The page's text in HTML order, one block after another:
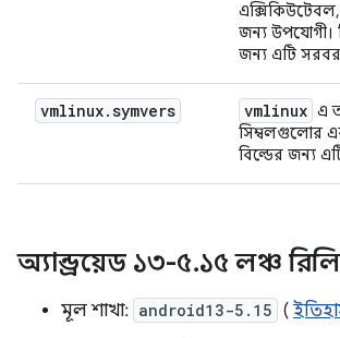
এক্সিকিউটেবল,
জন্য উপযোগী।
জন্য এটি
vmlinux.symvers vmlinux এ
সিম্বলগুলোর
বিল্ডের জন্য
অ্যান্ড্রয়েড ১৩-৫.১৫ লঞ্চ
মূল শাখা: android13-5.15 (